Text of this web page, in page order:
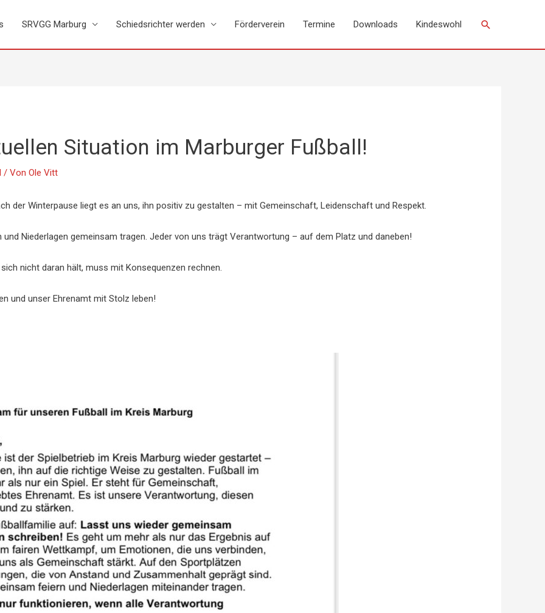
SRVGG Marburg Schiedsrichter werden Förderverein Termine Downloads Kindeswohl Suchen
Situation im Marburger Fußball!
/ VonOle Vitt
der Winterpause liegt es an uns, ihn positiv zu gestalten – mit Gemeinschaft, Leidenschaft und Respekt.
Niederlagen gemeinsam tragen. Jeder von uns trägt Verantwortung – auf dem Platz und daneben!
nicht daran hält, muss mit Konsequenzen rechnen.
und unser Ehrenamt mit Stolz leben!